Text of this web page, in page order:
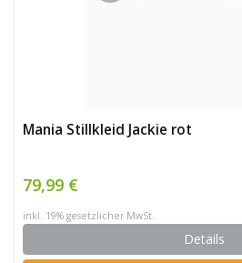
Mania Stillkleid Jackie rot
79,99 €
inkl. 19% gesetzlicher MwSt.
Details